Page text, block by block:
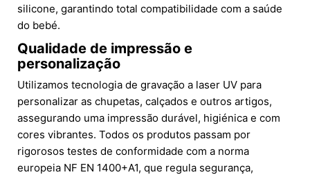
silicone, garantindo total compatibilidade com a saúde
do bebé.
Qualidade de impressão e
personalização
Utilizamos tecnologia de gravação a laser UV para
personalizar as chupetas, calçados e outros artigos,
assegurando uma impressão durável, higiénica e com
cores vibrantes. Todos os produtos passam por
rigorosos testes de conformidade com a norma
europeia NF EN 1400+A1, que regula segurança,